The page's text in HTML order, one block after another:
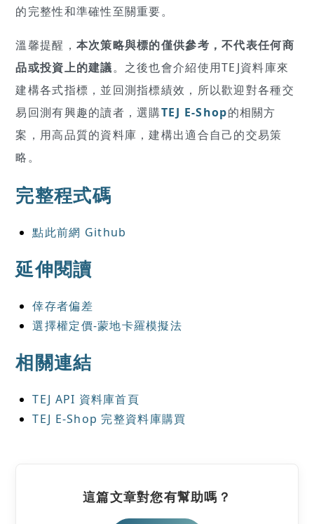
的完整性和準確性至關重要。
溫馨提醒， 本次策略與標的僅供參考，不代表任何商
品或投資上的建議。之後也會介紹使用TEJ資料庫來
建構各式指標，並回測指標績效，所以歡迎對各種交
易回測有興趣的讀者，選購TEJ E-Shop的相關方
案，用高品質的資料庫，建構出適合自己的交易策
略。
完整程式碼
點此前網 Github
延伸閱讀
倖存者偏差
選擇權定價-蒙地卡羅模擬法
相關連結
TEJ API 資料庫首頁
TEJ E-Shop 完整資料庫購買
這篇文章對您有幫助嗎？